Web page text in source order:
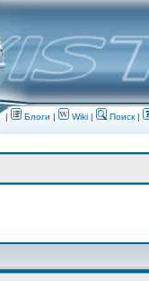
| Блоги | Wiki | Поиск|